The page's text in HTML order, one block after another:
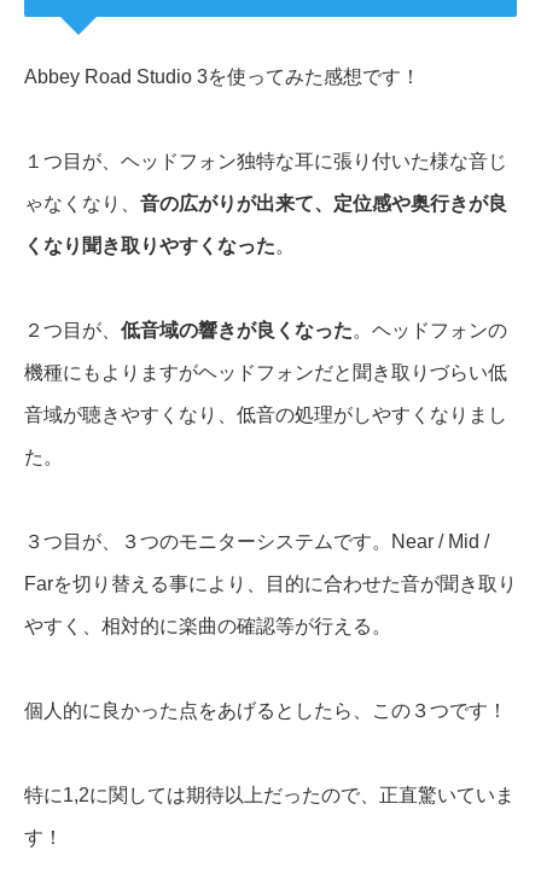
Abbey Road Studio 3を使ってみた感想です！
１つ目が、ヘッドフォン独特な耳に張り付いた様な音じ
ゃなくなり、 音の広がりが出来て、定位感や奥行きが良
くなり聞き取りやすくなった。
２つ目が、 低音域の響きが良くなった。ヘッドフォンの
機種にもよりますがヘッドフォンだと聞き取りづらい低
音域が聴きやすくなり、低音の処理がしやすくなりまし
た。
３つ目が、３つのモニターシステムです。Near / Mid /
Farを切り替える事により、目的に合わせた音が聞き取り
やすく、相対的に楽曲の確認等が行える。
個人的に良かった点をあげるとしたら、この３つです！
特に1,2に関しては期待以上だったので、正直驚いていま
す！